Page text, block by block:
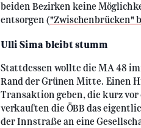
beiden Bezirken keine
entsorgen ("Zwischenbrücken"
Ulli Sima bleibt stumm
Stattdessen wollte die MA 48
Rand der Grünen Mitte. Einen
Transaktion geben, die kurz
verkauften die ÖBB das
der Innstraße an eine